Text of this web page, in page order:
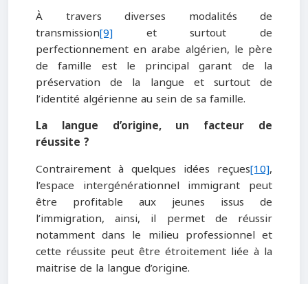
À travers diverses modalités de
transmission[9] et surtout de
perfectionnement en arabe algérien, le père
de famille est le principal garant de la
préservation de la langue et surtout de
l’identité algérienne au sein de sa famille.
La langue d’origine, un facteur de
réussite ?
Contrairement à quelques idées reçues[10],
l’espace intergénérationnel immigrant peut
être profitable aux jeunes issus de
l’immigration, ainsi, il permet de réussir
notamment dans le milieu professionnel et
cette réussite peut être étroitement liée à la
maitrise de la langue d’origine.